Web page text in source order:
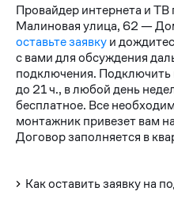
Провайдер интернета и ТВ
Малиновая улица, 62 —
оставьте заявкуи
с вами для обсуждения
подключения.
до 21 ч., в любой день
бесплатное. Все
монтажник привезет вам
Договор заполняется в
Как оставить заявку на